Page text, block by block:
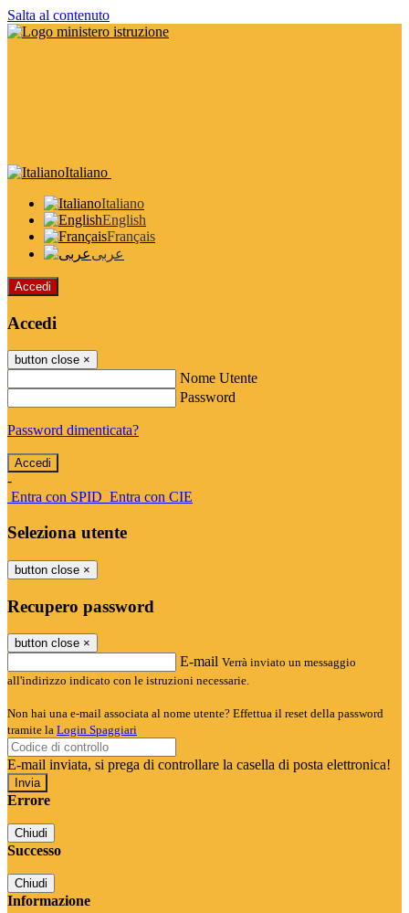
Salta al contenuto
Italiano
Italiano
English
Français
عربى
Accedi
Accedi
button close ×
Nome Utente
Password
Password dimenticata?
-
Entra con SPID Entra con CIE
Seleziona utente
button close ×
Recupero password
button close ×
E-mail Verrà inviato un messaggio
all'indirizzo indicato con le istruzioni necessarie.
Non hai una e-mail associata al nome utente? Effettua il reset della password
tramite la Login Spaggiari
E-mail inviata, si prega di controllare la casella di posta elettronica!
Errore
Chiudi
Successo
Chiudi
Informazione